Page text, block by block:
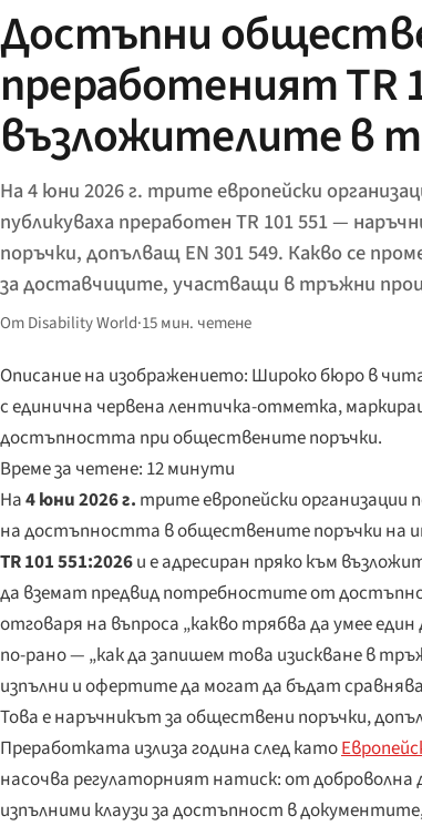
Достъпни
преработеният TR
възложителите в
На 4 юни 2026 г. трите европейски
публикуваха преработен TR 101 551 —
поръчки, допълващ EN 301 549. Какво се
за доставчиците, участващи в тръжни
От Disability World·15 мин. четене
Описание на изображението: Широко бюро в
с единична червена лентичка-отметка,
достъпността при обществените поръчки.
Време за четене: 12 минути
На4 юни 2026 г. трите европейски
на достъпността в обществените поръчки на
TR 101 551:2026и е адресиран пряко към
да вземат предвид потребностите от
отговаря на въпроса „какво трябва да умее
по-рано — „как да запишем това изискване в
изпълни и офертите да могат да бъдат
Това е наръчникът за обществени поръчки,
Преработката излиза година след като
насочва регулаторният натиск: от
изпълними клаузи за достъпност в